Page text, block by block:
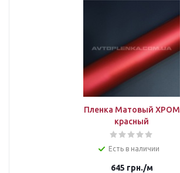
Пленка Матовый ХРОМ
красный
Есть в наличии
645 грн./м